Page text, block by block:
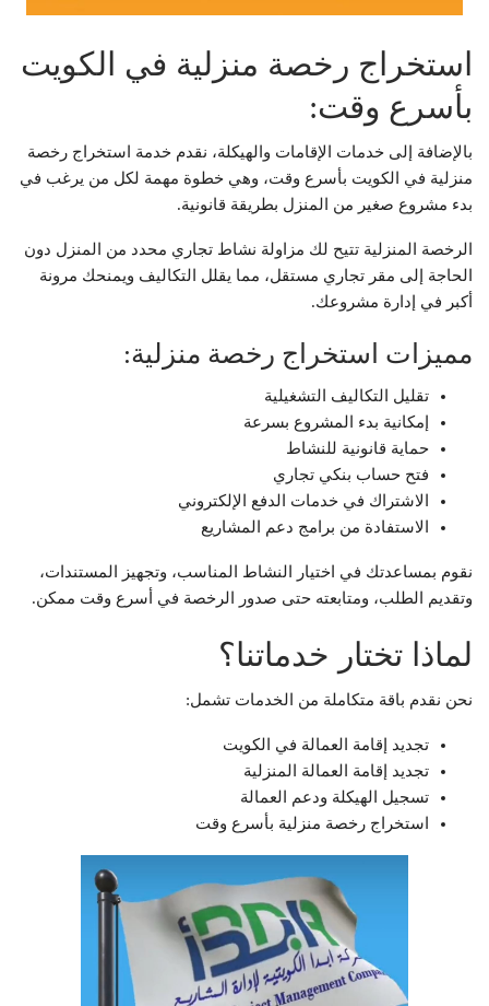
استخراج رخصة منزلية في الكويت
بأسرع وقت:
بالإضافة إلى خدمات الإقامات والهيكلة، نقدم خدمة استخراج رخصة
منزلية في الكويت بأسرع وقت، وهي خطوة مهمة لكل من يرغب في
بدء مشروع صغير من المنزل بطريقة قانونية.
الرخصة المنزلية تتيح لك مزاولة نشاط تجاري محدد من المنزل دون
الحاجة إلى مقر تجاري مستقل، مما يقلل التكاليف ويمنحك مرونة
أكبر في إدارة مشروعك.
مميزات استخراج رخصة منزلية:
تقليل التكاليف التشغيلية
إمكانية بدء المشروع بسرعة
حماية قانونية للنشاط
فتح حساب بنكي تجاري
الاشتراك في خدمات الدفع الإلكتروني
الاستفادة من برامج دعم المشاريع
نقوم بمساعدتك في اختيار النشاط المناسب، وتجهيز المستندات،
وتقديم الطلب، ومتابعته حتى صدور الرخصة في أسرع وقت ممكن.
لماذا تختار خدماتنا؟
نحن نقدم باقة متكاملة من الخدمات تشمل:
تجديد إقامة العمالة في الكويت
تجديد إقامة العمالة المنزلية
تسجيل الهيكلة ودعم العمالة
استخراج رخصة منزلية بأسرع وقت